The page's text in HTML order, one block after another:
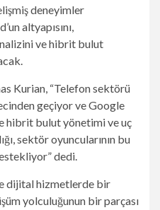
deneyimler
altyapısını,
ve hibrit bulut
Kurian, “Telefon sektörü
geçiyor ve Google
hibrit bulut yönetimi ve uç
sektör oyuncularının bu
dedi.
dijital hizmetlerde bir
yolculuğunun bir parçası